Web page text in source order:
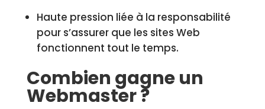
Haute pression liée à la responsabilité
pour s’assurer que les sites Web
fonctionnent tout le temps.
Combien gagne un
Webmaster ?